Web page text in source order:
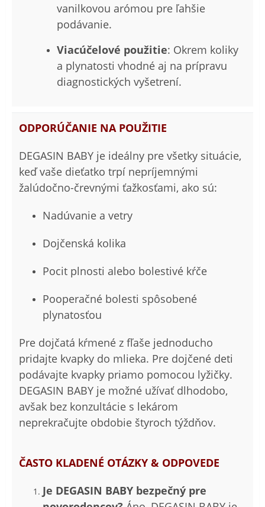
vanilkovou arómou pre ľahšie
podávanie.
Viacúčelové použitie: Okrem koliky
a plynatosti vhodné aj na prípravu
diagnostických vyšetrení.
ODPORÚČANIE NA POUŽITIE
DEGASIN BABY je ideálny pre všetky situácie,
keď vaše dieťatko trpí nepríjemnými
žalúdočno-črevnými ťažkosťami, ako sú:
Nadúvanie a vetry
Dojčenská kolika
Pocit plnosti alebo bolestivé kŕče
Pooperačné bolesti spôsobené
plynatosťou
Pre dojčatá kŕmené z fľaše jednoducho
pridajte kvapky do mlieka. Pre dojčené deti
podávajte kvapky priamo pomocou lyžičky.
DEGASIN BABY je možné užívať dlhodobo,
avšak bez konzultácie s lekárom
neprekračujte obdobie štyroch týždňov.
ČASTO KLADENÉ OTÁZKY & ODPOVEDE
Je DEGASIN BABY bezpečný pre